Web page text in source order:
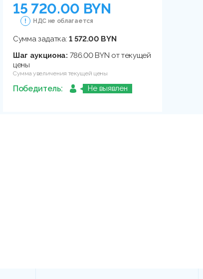
15 720.00 BYN
НДС не облагается
Сумма задатка:1 572.00 BYN
Шаг аукциона: 786.00 BYN от текущей
цены
Сумма увеличения текущей цены
Победитель: Не выявлен